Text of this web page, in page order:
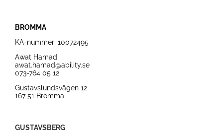
BROMMA
KA-nummer: 10072495
Awat Hamad
awat.hamad@ability.se
073-764 05 12
Gustavslundsvägen 12
167 51 Bromma
GUSTAVSBERG